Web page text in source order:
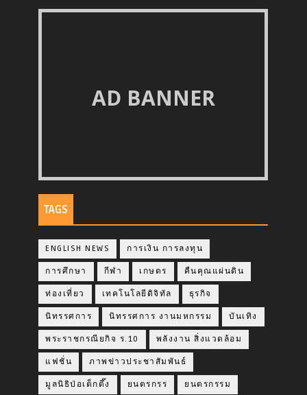
AD BANNER
TAGS
ENGLISH NEWS การเงิน การลงทุน
การศึกษา กีฬา เกษตร คืนคุณแผ่นดิน
ท่องเที่ยว เทคโนโลยีดิจิทัล ธุรกิจ
นิทรรศการ นิทรรศการ งานมหกรรม บันเทิง
พระราชกรณียกิจ ร.10 พลังงาน สิ่งแวดล้อม
แฟชั่น ภาพข่าวประชาสัมพันธ์
มูลนิธิป่อเต็กตึ๊ง ยนตรกรร ยนตรกรรม